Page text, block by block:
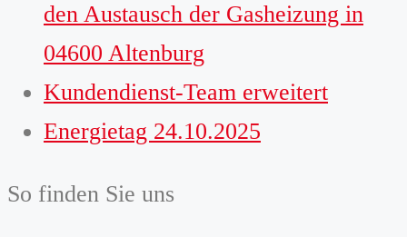
den Austausch der Gasheizung in
04600 Altenburg
Kundendienst-Team erweitert
Energietag 24.10.2025
So finden Sie uns